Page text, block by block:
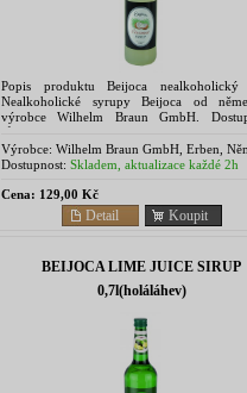
Popis produktu Beijoca nealkoholický
Nealkoholické syrupy Beijoca od
výrobce Wilhelm Braun GmbH.
různých příchutích. Vhodné do alko /
koktejlů nebo do domácích...
Výrobce: Wilhelm Braun GmbH, Erben,
Dostupnost: Skladem, aktualizace každé 2h
Cena: 129,00 Kč
Koupit
Detail
BEIJOCA LIME JUICE SIRUP
0,7l(holáláhev)